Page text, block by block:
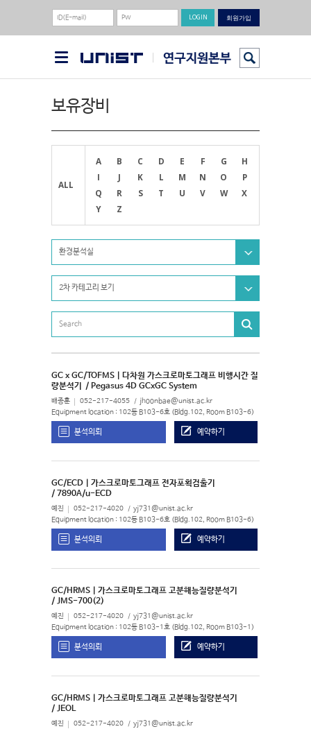
회원가입
보유장비
ALL
A B C D E F G
H
I
J K L M N O
P
Q
R S T U V W
X
Y
Z
환경분석실
2차 카테고리 보기
GC x GC/TOFMS | 다차원 가스크로마토그래프 비행시간 질
량분석기
/ Pegasus 4D GCxGC System
배종훈 052-217-4055 jhoonbae@unist.ac.kr
Equipment location : 102동 B103-6호 (Bldg.102, Room B103-6)
분석의뢰 예약하기
GC/ECD | 가스크로마토그래프 전자포획검출기
/ 7890A/u-ECD
예진 052-217-4020 yj731@unist.ac.kr
Equipment location : 102동 B103-6호 (Bldg.102, Room B103-6)
분석의뢰 예약하기
GC/HRMS | 가스크로마토그래프 고분해능질량분석기
/ JMS-700(2)
예진 052-217-4020 yj731@unist.ac.kr
Equipment location : 102동 B103-1호 (Bldg.102, Room B103-1)
분석의뢰 예약하기
GC/HRMS | 가스크로마토그래프 고분해능질량분석기
/ JEOL
예진 052-217-4020 yj731@unist.ac.kr